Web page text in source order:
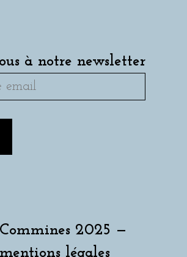
à notre newsletter
2025 —
légales